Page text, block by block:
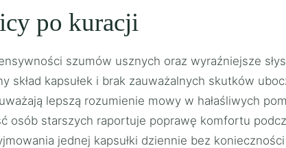
po kuracji
szumów usznych oraz wyraźniejsze
kapsułek i brak zauważalnych skutków
lepszą rozumienie mowy w hałaśliwych
osób starszych raportuje poprawę komfortu
jednej kapsułki dziennie bez